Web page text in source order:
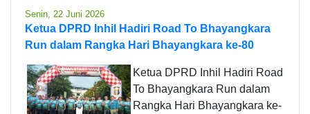
Senin, 22 Juni 2026
Ketua DPRD Inhil Hadiri Road To Bhayangkara
Run dalam Rangka Hari Bhayangkara ke-80
Ketua DPRD Inhil Hadiri Road
To Bhayangkara Run dalam
Rangka Hari Bhayangkara ke-